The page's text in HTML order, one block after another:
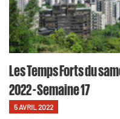
Les Temps Forts du
2022 - Semaine 17
5 AVRIL 2022